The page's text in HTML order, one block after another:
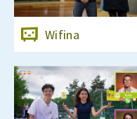
Wifina